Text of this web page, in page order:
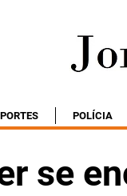
POLÍCIA
se